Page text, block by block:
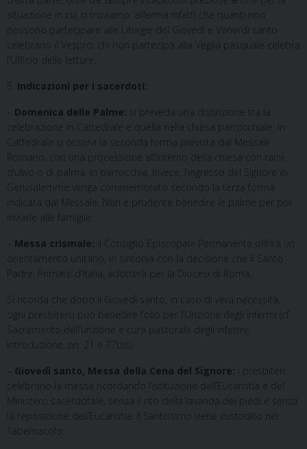
situazione in cui ci troviamo: afferma infatti che quanti non
possono partecipare alle Liturgie del Giovedì e Venerdì santo
celebrano il Vespro; chi non partecipa alla Veglia pasquale celebra
l’Ufficio delle letture.
5.
Indicazioni per i sacerdoti:
Domenica delle Palme: si preveda una distinzione tra la
celebrazione in Cattedrale e quella nella chiesa parrocchiale. In
Cattedrale si osservi la seconda forma prevista dal Messale
Romano, con una processione all’interno della chiesa con rami
d’ulivo o di palma. In parrocchia, invece, l’ingresso del Signore in
Gerusalemme venga commemorato secondo la terza forma
indicata dal Messale. Non è prudente benedire le palme per poi
inviarle alle famiglie.
Messa crismale: il Consiglio Episcopale Permanente offrirà un
orientamento unitario, in sintonia con la decisione che il Santo
Padre, Primate d’Italia, adotterà per la Diocesi di Roma.
Si ricorda che dopo il Giovedì santo, in caso di vera necessità,
ogni presbitero può benedire l’olio per l’Unzione degli infermi (cf
Sacramento dell’unzione e cura pastorale degli infermi,
Introduzione, nn. 21 e 77bis).
Giovedì santo, Messa della Cena del Signore: i presbiteri
celebrano la messa ricordando l’istituzione dell’Eucaristia e del
Ministero sacerdotale, senza il rito della lavanda dei piedi e senza
la reposizione dell’Eucaristia: il Santissimo viene custodito nel
Tabernacolo.